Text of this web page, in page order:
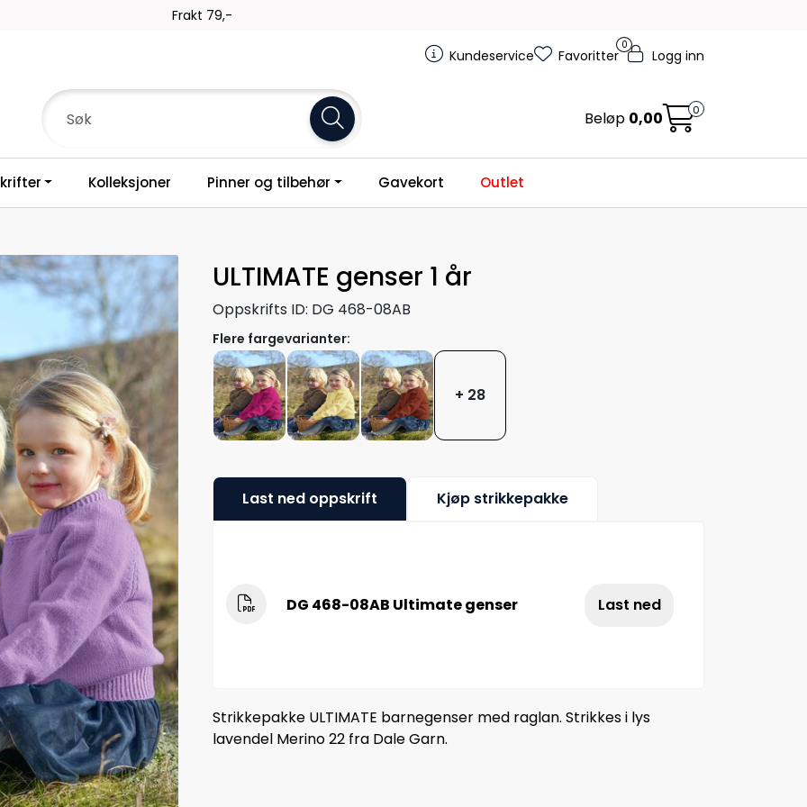
Frakt 79,-
Kundeservice
0
Favoritter Logg inn
Beløp 0,00 0
Kolleksjoner Pinner og tilbehør Gavekort Outlet
ULTIMATE genser 1 år
Oppskrifts ID: DG 468-08AB
Flere fargevarianter:
+ 28
Last ned oppskrift Kjøp strikkepakke
DG 468-08AB Ultimate genser Last ned
Strikkepakke ULTIMATE barnegenser med raglan. Strikkes i lys
lavendel Merino 22 fra Dale Garn.